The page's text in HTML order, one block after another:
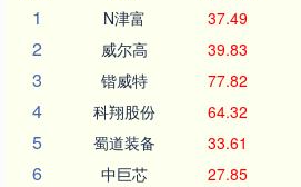
1
N津富 37.49
2 威尔高 39.83
3 锴威特 77.82
4 科翔股份 64.32
5 蜀道装备 33.61
6 中巨芯 27.85